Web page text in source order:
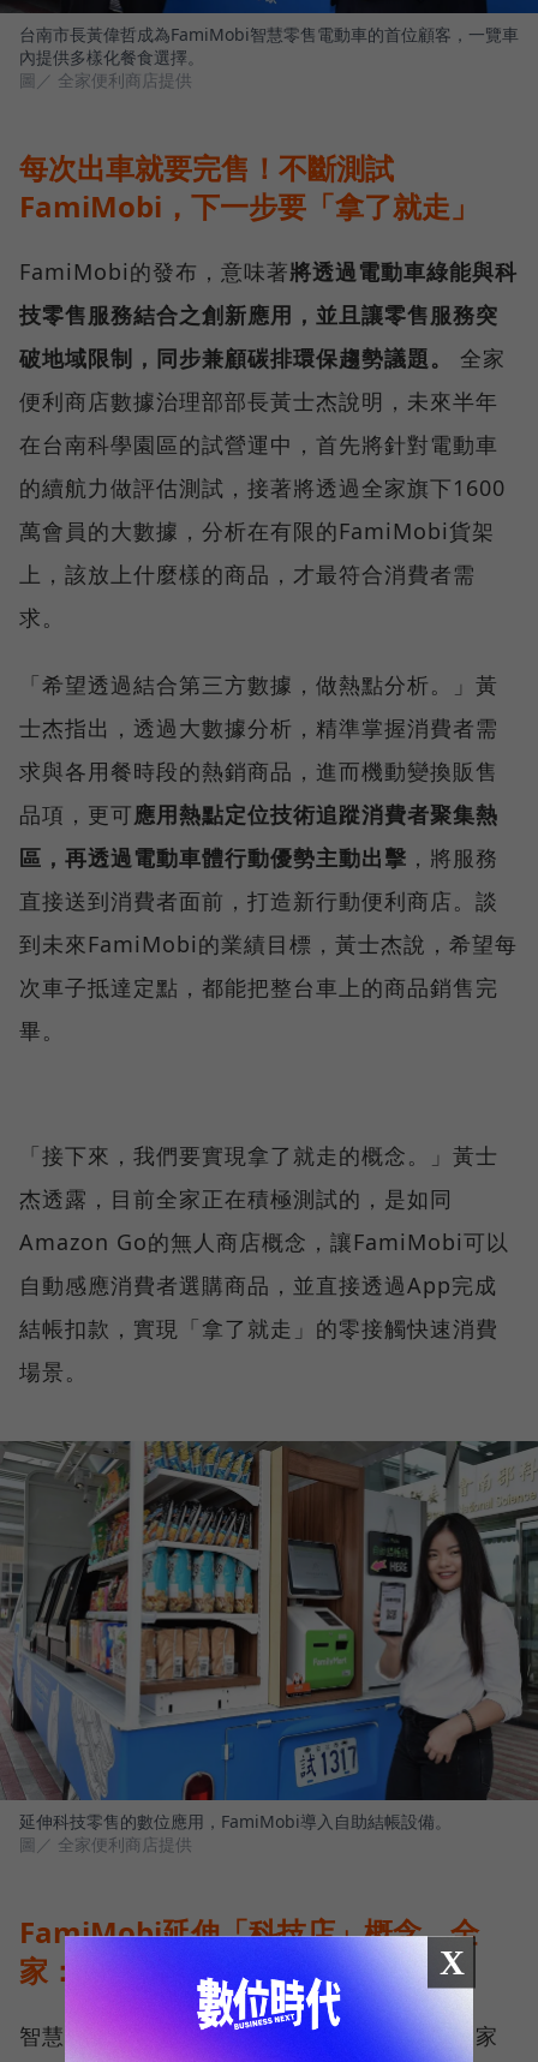
台南市長黃偉哲成為FamiMobi智慧零售電動車的首位顧客，一覽車
內提供多樣化餐食選擇。
圖／ 全家便利商店提供
每次出車就要完售！不斷測試
FamiMobi，下一步要「拿了就走」
FamiMobi的發布，意味著將透過電動車綠能與科
技零售服務結合之創新應用，並且讓零售服務突
破地域限制，同步兼顧碳排環保趨勢議題。
全家
便利商店數據治理部部長黃士杰說明，未來半年
在台南科學園區的試營運中，首先將針對電動車
的續航力做評估測試，接著將透過全家旗下1600
萬會員的大數據，分析在有限的FamiMobi貨架
上，該放上什麼樣的商品，才最符合消費者需
求。
「希望透過結合第三方數據，做熱點分析。」黃
士杰指出，透過大數據分析，精準掌握消費者需
求與各用餐時段的熱銷商品，進而機動變換販售
品項，更可應用熱點定位技術追蹤消費者聚集熱
區，再透過電動車體行動優勢主動出擊 ，將服務
直接送到消費者面前，打造新行動便利商店。談
到未來FamiMobi的業績目標，黃士杰說，希望每
次車子抵達定點，都能把整台車上的商品銷售完
畢。
「接下來，我們要實現拿了就走的概念。」黃士
杰透露，目前全家正在積極測試的，是如同
Amazon Go的無人商店概念，讓FamiMobi可以
自動感應消費者選購商品，並直接透過App完成
結帳扣款，實現「拿了就走」的零接觸快速消費
場景。
延伸科技零售的數位應用，FamiMobi導入自助結帳設備。
圖／ 全家便利商店提供
FamiMobi延伸「科技店」概念，全
家：更能打破地域性限制
智慧零售這個概念在全球醞釀多年，如今在各家
X